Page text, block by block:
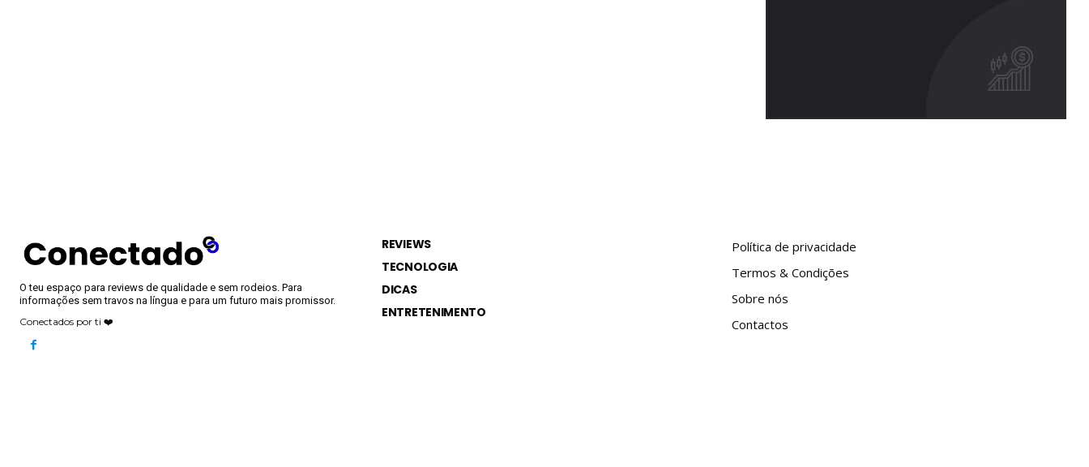
O teu espaço para reviews de qualidade e sem rodeios. Para
informações sem travos na língua e para um futuro mais promissor.
Conectados por ti ❤️
REVIEWS
TECNOLOGIA
DICAS
ENTRETENIMENTO
Política de privacidade
Termos & Condições
Sobre nós
Contactos